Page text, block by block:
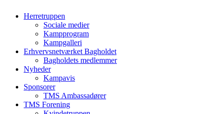
Herretruppen
Sociale medier
Kampprogram
Kampgalleri
Erhvervsnetværket Bagholdet
Bagholdets medlemmer
Nyheder
Kampavis
Sponsorer
TMS Ambassadører
TMS Forening